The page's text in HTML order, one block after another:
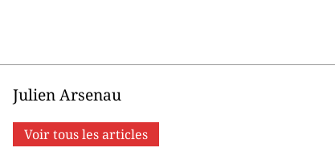
Julien Arsenau
Voir tous les articles